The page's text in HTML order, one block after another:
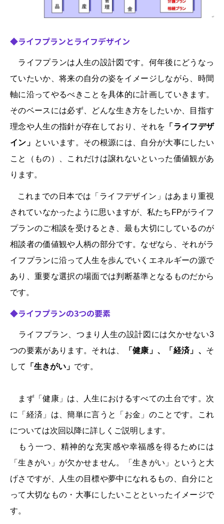
◆ライフプランとライフデザイン
ライフプランは人生の設計図です。何年後にどうなっ
ていたいか、将来の自分の姿をイメージしながら、時間
軸に沿ってやるべきことを具体的に計画していきます。
そのベースには必ず、どんな生き方をしたいか、目指す
理念や人生の指針が存在しており、それを 「ライフデザ
イン」 といいます。その根源には、自分が大事にしたい
こと（もの）、これだけは譲れないといった価値観があ
ります。
これまでの日本では「ライフデザイン」はあまり重視
されていなかったように思いますが、私たちFPがライフ
プランのご相談を受けるとき、最も大切にしているのが
相談者の価値観や人柄の部分です。なぜなら、それがラ
イフプランに沿って人生を歩んでいくエネルギーの源で
あり、重要な選択の場面では判断基準となるものだから
です。
◆ライフプランの3つの要素
ライフプラン、つまり人生の設計図には欠かせない3
つの要素があります。それは、
「健康」、「経済」、 そ
して
「生きがい」 です。
まず「健康」は、人生におけるすべての土台です。次
に「経済」は、簡単に言うと「お金」のことです。これ
については次回以降に詳しくご説明します。
もう一つ、精神的な充実感や幸福感を得るためには
「生きがい」が欠かせません。「生きがい」というと大
げさですが、人生の目標や夢中になれるもの、自分にと
って大切なもの・大事にしたいことといったイメージで
す。